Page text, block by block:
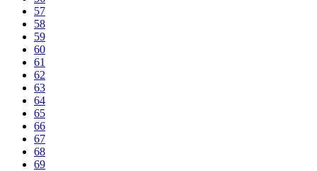
57
58
59
60
61
62
63
64
65
66
67
68
69